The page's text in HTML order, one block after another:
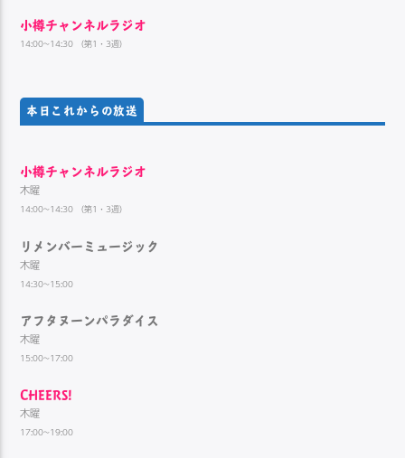
小樽チャンネルラジオ
14:00~14:30 （第1・3週）
本日これからの放送
小樽チャンネルラジオ
木曜
14:00~14:30 （第1・3週）
リメンバーミュージック
木曜
14:30~15:00
アフタヌーンパラダイス
木曜
15:00~17:00
CHEERS!
木曜
17:00~19:00